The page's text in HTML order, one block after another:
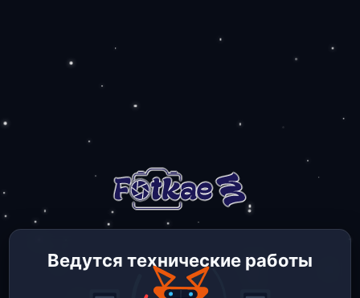
Ведутся технические работы